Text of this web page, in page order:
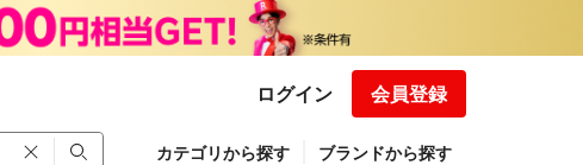
ログイン 会員登録
カテゴリから探す ブランドから探す